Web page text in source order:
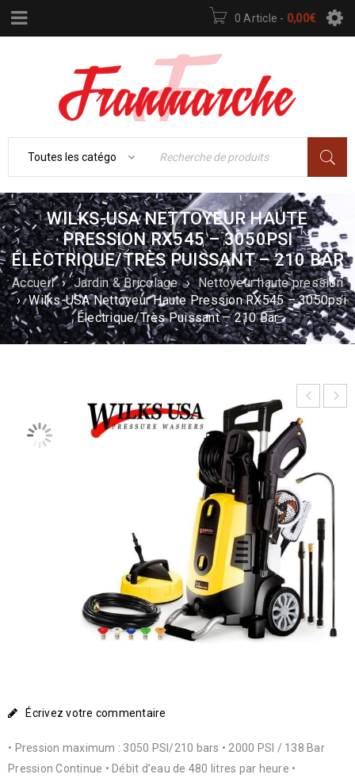
0 Article - 0,00€
WILKS-USA NETTOYEUR HAUTE
PRESSION RX545 – 3050PSI
ÉLECTRIQUE/TRÈS PUISSANT – 210 BAR
Accueil › Jardin & Bricolage › Nettoyeur haute pression
› Wilks-USA Nettoyeur Haute Pression RX545 – 3050psi
Électrique/Très Puissant – 210 Bar
Écrivez votre commentaire
• Pression maximum : 3050 PSI/210 bars • 2000 PSI / 138 Bar
Pression Continue • Débit d’eau de 480 litres par heure •